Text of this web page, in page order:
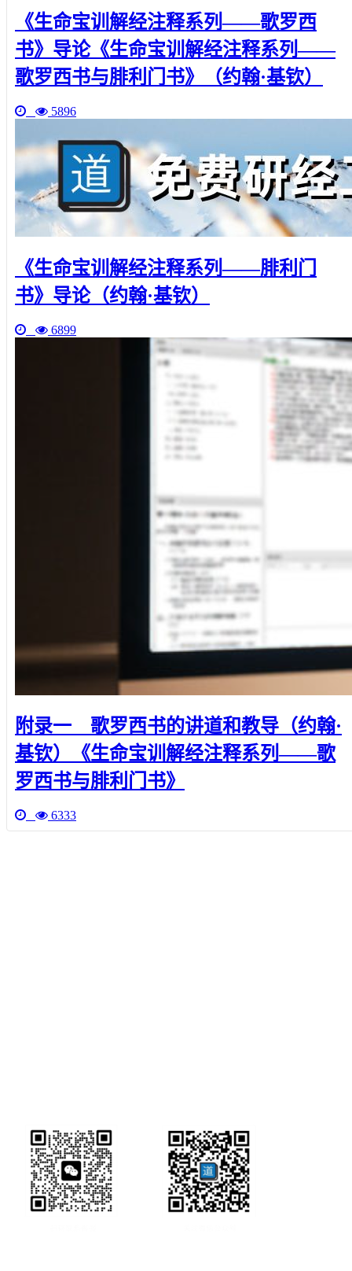
《生命宝训解经注释系列——歌罗西
书》导论《生命宝训解经注释系列——
歌罗西书与腓利门书》（约翰·基钦）
5896
《生命宝训解经注释系列——腓利门
书》导论（约翰·基钦）
6899
附录一 歌罗西书的讲道和教导（约翰·
基钦）《生命宝训解经注释系列——歌
罗西书与腓利门书》
6333